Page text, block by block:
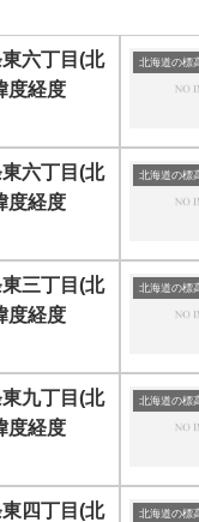
六丁目(北
度経度
六丁目(北
度経度
三丁目(北
度経度
九丁目(北
度経度
四丁目(北